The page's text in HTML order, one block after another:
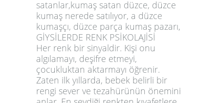
satanlar,kumaş satan düzce, düzce
kumaş nerede satılıyor, a düzce
kumaşçı, düzce parça kumaş pazarı,
GİYSİLERDE RENK PSİKOLAJİSİ
Her renk bir sinyaldir. Kişi onu
algılamayı, deşifre etmeyi,
çocukluktan aktarmayı öğrenir.
Zaten ilk yıllarda, bebek belirli bir
rengi sever ve tezahürünün önemini